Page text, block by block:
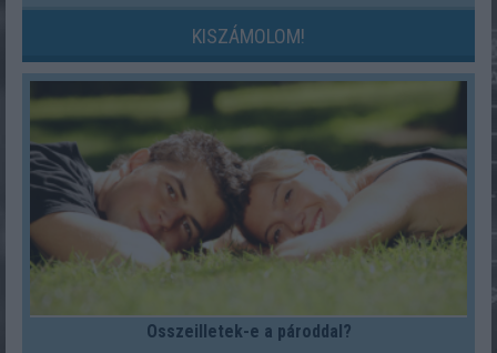
KISZÁMOLOM!
Összeilletek-e a pároddal?